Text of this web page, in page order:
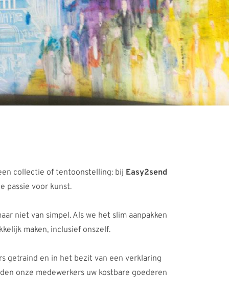
collectie of tentoonstelling: bij Easy2send
passie voor kunst.
niet van simpel. Als we het slim aanpakken
maken, inclusief onszelf.
getraind en in het bezit van een verklaring
onze medewerkers uw kostbare goederen